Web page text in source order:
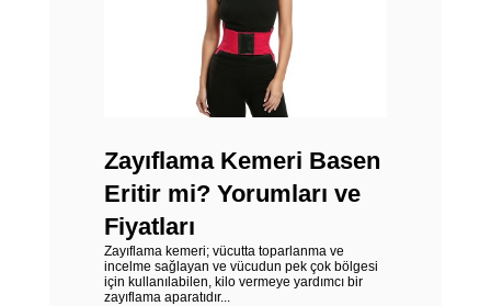
Zayıflama Kemeri Basen
Eritir mi? Yorumları ve
Fiyatları
Zayıflama kemeri; vücutta toparlanma ve
incelme sağlayan ve vücudun pek çok bölgesi
için kullanılabilen, kilo vermeye yardımcı bir
zayıflama aparatıdır...